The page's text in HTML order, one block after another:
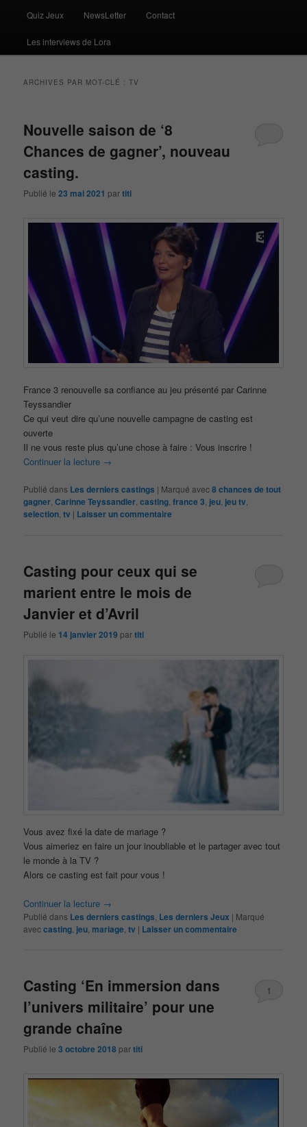
Quiz Jeux NewsLetter Contact
Les interviews de Lora
ARCHIVES PAR MOT-CLÉ :TV
Nouvelle saison de ‘8
Chances de gagner’, nouveau
casting.
Publié le23 mai 2021 partiti
France 3 renouvelle sa confiance au jeu présenté par Carinne
Teyssandier
Ce qui veut dire qu’une nouvelle campagne de casting est
ouverte
Il ne vous reste plus qu’une chose à faire : Vous inscrire !
Continuer la lecture →
Publié dans Les derniers castings | Marqué avec8 chances de tout
gagner,Carinne Teyssandier,casting,france 3, jeu, jeu tv,
selection,tv | Laisser un commentaire
Casting pour ceux qui se
marient entre le mois de
Janvier et d’Avril
Publié le 14 janvier 2019 partiti
Vous avez fixé la date de mariage ?
Vous aimeriez en faire un jour inoubliable et le partager avec tout
le monde à la TV ?
Alors ce casting est fait pour vous !
Continuer la lecture →
Publié dans Les derniers castings Les derniers Jeux | Marqué
aveccasting jeu ,mariage ,tv | Laisser un commentaire
Casting ‘En immersion dans
l’univers militaire’ pour une
grande chaîne
Publié le3 octobre 2018 partiti
1